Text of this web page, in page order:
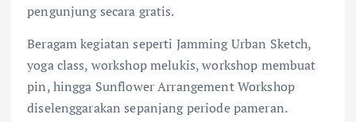
pengunjung secara gratis.
Beragam kegiatan seperti Jamming Urban Sketch,
yoga class, workshop melukis, workshop membuat
pin, hingga Sunflower Arrangement Workshop
diselenggarakan sepanjang periode pameran.